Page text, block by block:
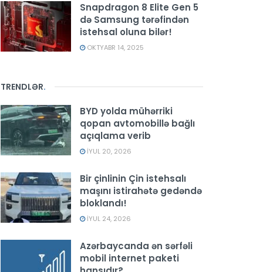
Snapdragon 8 Elite Gen 5
də Samsung tərəfindən
istehsal oluna bilər!
OKTYABR 14, 2025
TRENDLƏR.
BYD yolda mühərriki
qopan avtomobillə bağlı
açıqlama verib
İYUL 20, 2026
Bir çinlinin Çin istehsalı
maşını istirahətə gedəndə
bloklandı!
İYUL 24, 2026
Azərbaycanda ən sərfəli
mobil internet paketi